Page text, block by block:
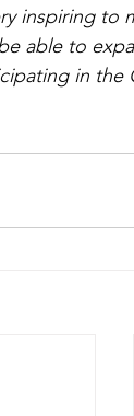
inspiring
able to
in the